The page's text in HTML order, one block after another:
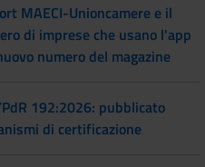
MAECI-Unioncamere e il
di imprese che usano l'app
numero del magazine
192:2026: pubblicato
di certificazione